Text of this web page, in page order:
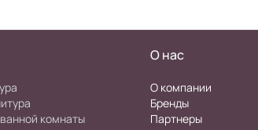
комнаты
О нас
О компании
Бренды
Партнеры